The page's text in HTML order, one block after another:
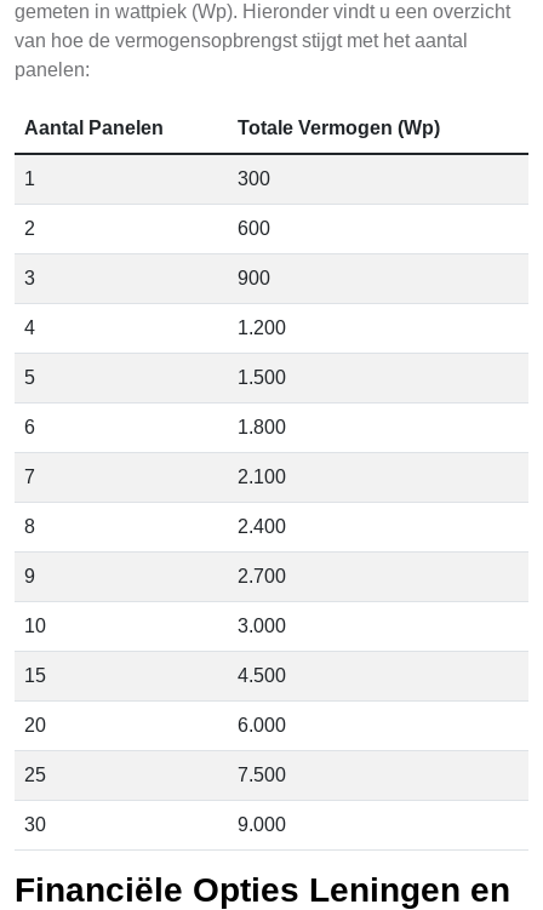
gemeten in wattpiek (Wp). Hieronder vindt u een overzicht
van hoe de vermogensopbrengst stijgt met het aantal
panelen:
Aantal Panelen Totale Vermogen (Wp)
1 300
2 600
3 900
4 1.200
5 1.500
6 1.800
7 2.100
8 2.400
9 2.700
10 3.000
15 4.500
20 6.000
25 7.500
30 9.000
Financiële Opties Leningen en